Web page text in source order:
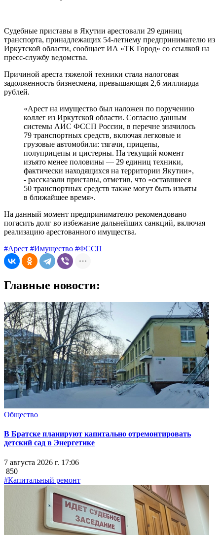
Судебные приставы в Якутии арестовали 29 единиц
транспорта, принадлежащих 54-летнему предпринимателю из
Иркутской области, сообщает ИА «ТК Город» со ссылкой на
пресс-службу ведомства.
Причиной ареста тяжелой техники стала налоговая
задолженность бизнесмена, превышающая 2,6 миллиарда
рублей.
«Арест на имущество был наложен по поручению
коллег из Иркутской области. Согласно данным
системы АИС ФССП России, в перечне значилось
79 транспортных средств, включая легковые и
грузовые автомобили: тягачи, прицепы,
полуприцепы и цистерны. На текущий момент
изъято менее половины — 29 единиц техники,
фактически находящихся на территории Якутии»,
- рассказали приставы, отметив, что «оставшиеся
50 транспортных средств также могут быть изъяты
в ближайшее время».
На данный момент предпринимателю рекомендовано
погасить долг во избежание дальнейших санкций, включая
реализацию арестованного имущества.
#Арест #Имущество #ФССП
Главные новости:
Общество
В Братске планируют капитально отремонтировать
детский сад в Энергетике
7 августа 2026 г. 17:06
850
#Капитальный ремонт